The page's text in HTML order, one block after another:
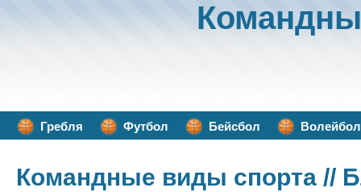
Гребля Футбол Бейсбол Волейбол
Командные виды спорта //